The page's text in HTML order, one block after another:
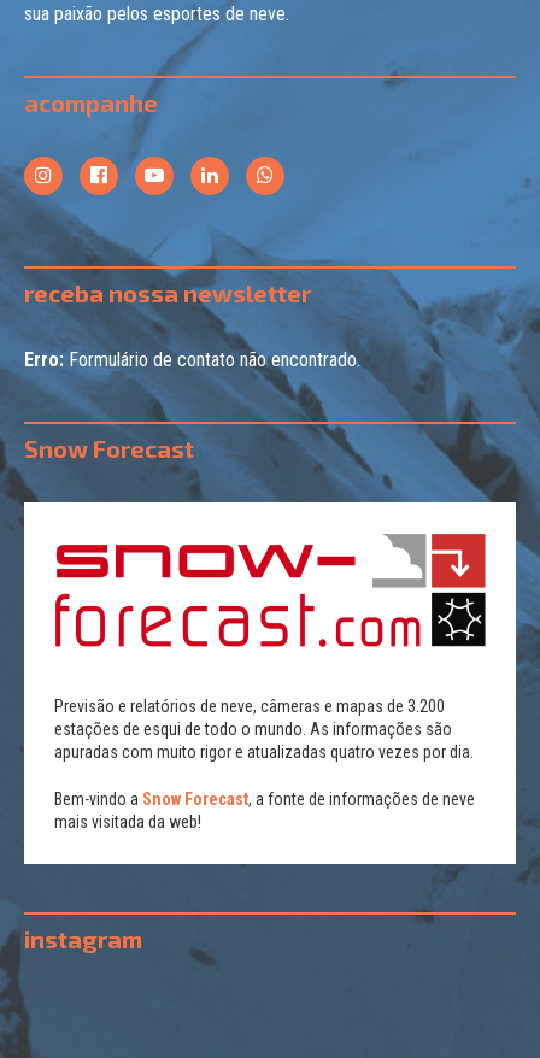
sua paixão pelos esportes de neve.
acompanhe
receba nossa newsletter
Erro:Formulário de contato não encontrado.
Snow Forecast
Previsão e relatórios de neve, câmeras e mapas de 3.200
estações de esqui de todo o mundo. As informações são
apuradas com muito rigor e atualizadas quatro vezes por dia.
Bem-vindo a Snow Forecast, a fonte de informações de neve
mais visitada da web!
instagram